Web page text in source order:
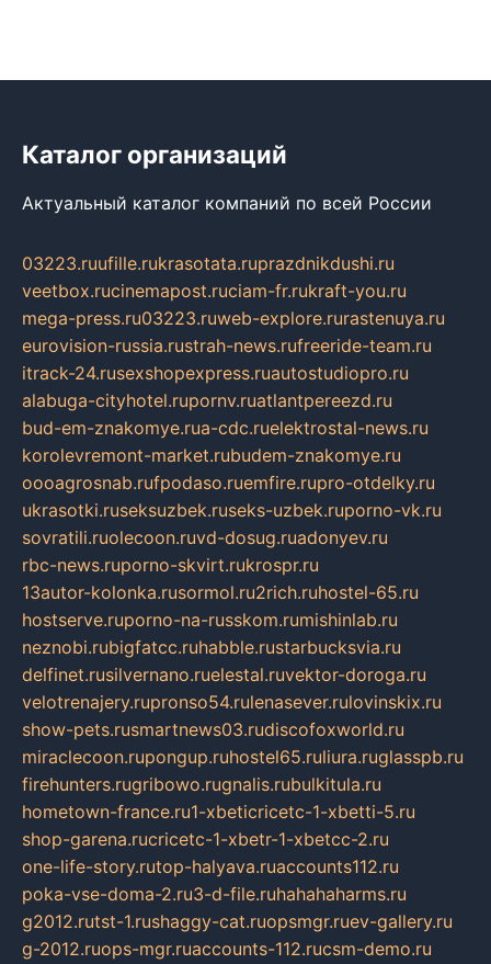
Каталог организаций
Актуальный каталог компаний по всей России
03223.ruufille.rukrasotata.ruprazdnikdushi.ru
veetbox.rucinemapost.ruciam-fr.rukraft-you.ru
mega-press.ru03223.ruweb-explore.rurastenuya.ru
eurovision-russia.rustrah-news.rufreeride-team.ru
itrack-24.rusexshopexpress.ruautostudiopro.ru
alabuga-cityhotel.rupornv.ruatlantpereezd.ru
bud-em-znakomye.rua-cdc.ruelektrostal-news.ru
korolevremont-market.rubudem-znakomye.ru
oooagrosnab.rufpodaso.ruemfire.rupro-otdelky.ru
ukrasotki.ruseksuzbek.ruseks-uzbek.ruporno-vk.ru
sovratili.ruolecoon.ruvd-dosug.ruadonyev.ru
rbc-news.ruporno-skvirt.rukrospr.ru
13autor-kolonka.rusormol.ru2rich.ruhostel-65.ru
hostserve.ruporno-na-russkom.rumishinlab.ru
neznobi.rubigfatcc.ruhabble.rustarbucksvia.ru
delfinet.rusilvernano.ruelestal.ruvektor-doroga.ru
velotrenajery.rupronso54.rulenasever.rulovinskix.ru
show-pets.rusmartnews03.rudiscofoxworld.ru
miraclecoon.rupongup.ruhostel65.ruliura.ruglasspb.ru
firehunters.rugribowo.rugnalis.rubulkitula.ru
hometown-france.ru1-xbeticricetc-1-xbetti-5.ru
shop-garena.rucricetc-1-xbetr-1-xbetcc-2.ru
one-life-story.rutop-halyava.ruaccounts112.ru
poka-vse-doma-2.ru3-d-file.ruhahahaharms.ru
g2012.rutst-1.rushaggy-cat.ruopsmgr.ruev-gallery.ru
g-2012.ruops-mgr.ruaccounts-112.rucsm-demo.ru